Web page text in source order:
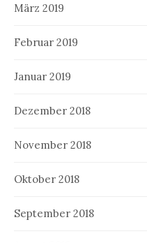
März 2019
Februar 2019
Januar 2019
Dezember 2018
November 2018
Oktober 2018
September 2018